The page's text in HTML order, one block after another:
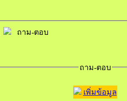
ถาม-ตอบ
ถาม-ตอบ
เพิ่มข้อมูล